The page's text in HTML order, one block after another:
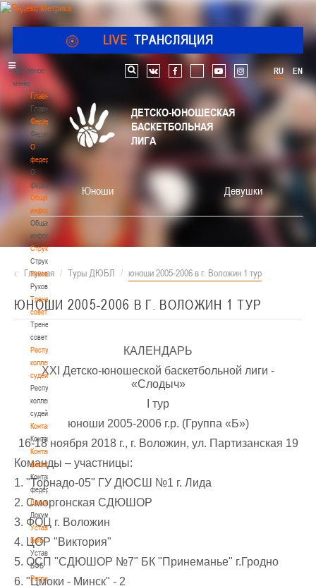
LIVE ТРАНСЛЯЦИЯ
Главное
меню
Главная
Главная
Федерация
Федерация
О
федерации
О
федерации
Общая
информация
Общая
информация
Структура
Структура
Руководство
Руководство
Тренерский
совет
Тренерский
совет
Республиканская
коллегия
судей
Республиканская
коллегия
судей
Контакты
Контакты
Контакты
федерации
Контакты
федерации
Документы
Документы
Устав
БФБ
Устав
БФБ
Регламентирующие
RU EN
Поиск по сайту
vk facebook youtube instagram
ДЕТСКО-ЮНОШЕСКАЯ
БАСКЕТБОЛЬНАЯ
ЛИГА
Юноши Девушки
Главная / Туры ДЮБЛ / юноши 2005-2006 в г. Воложин 1 тур
ЮНОШИ 2005-2006 В Г. ВОЛОЖИН 1 ТУР
КАЛЕНДАРЬ
ХXI Детско-юношеской баскетбольной лиги -
«Слодыч»
I тур
юноши 2005-2006 г.р. (Группа «Б»)
16-18 ноября 2018 г., г. Воложин, ул. Партизанская 19
Команды – участницы:
1. "Торнадо-05" ГУ ДЮСШ №1 г. Лида
2. Сморгонская СДЮШОР
3. ФОЦ г. Воложин
4. ЦОР "Виктория"
5. ОСП "СДЮШОР №7" БК "Принеманье" г.Гродно
6. "Цмоки - Минск" - 2